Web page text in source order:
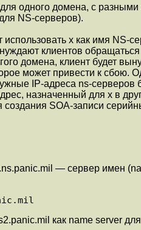
одного домена, с
NS-серверов).
использовать x как имя
клиентов
домена, клиент будет
может привести к сбою.
IP-адреса ns-
назначенный для x в
создания SOA-записи
— сервер имен
как name server